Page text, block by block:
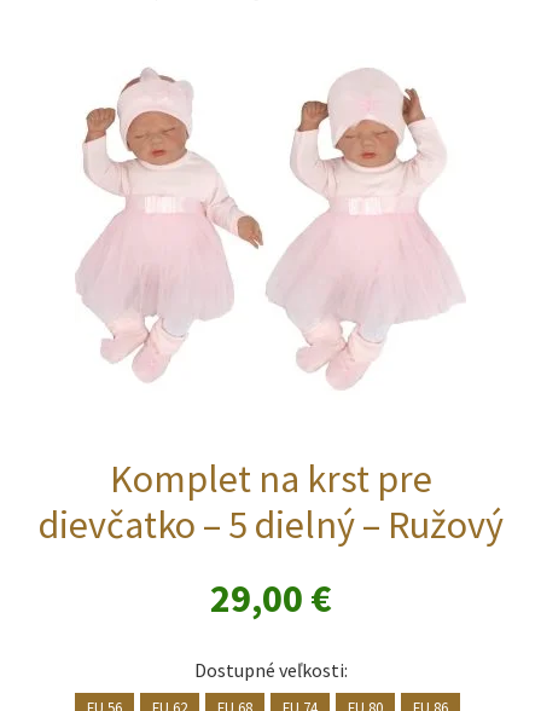
Komplet na krst pre
dievčatko – 5 dielný – Ružový
29,00 €
Dostupné veľkosti: